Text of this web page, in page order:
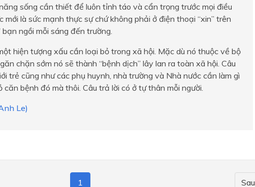
sống cần thiết để luôn tỉnh táo và cẩn trọng trước mọi điều
mới là sức mạnh thực sự chứ không phải ở điện thoại “xin” trên
ngồi mỗi sáng đến trường.
hiện tượng xấu cần loại bỏ trong xã hội. Mặc dù nó thuộc về bộ
chặn sớm nó sẽ thành “bệnh dịch” lây lan ra toàn xã hội. Câu
trẻ cũng như các phụ huynh, nhà trường và Nhà nước cần làm gì
bệnh đó mà thôi. Câu trả lời có ở tự thân mỗi người.
Le)
Sau
1